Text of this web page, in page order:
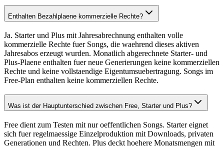
Enthalten Bezahlplaene kommerzielle Rechte?
Ja. Starter und Plus mit Jahresabrechnung enthalten volle
kommerzielle Rechte fuer Songs, die waehrend dieses aktiven
Jahresabos erzeugt wurden. Monatlich abgerechnete Starter- und
Plus-Plaene enthalten fuer neue Generierungen keine kommerziellen
Rechte und keine vollstaendige Eigentumsuebertragung. Songs im
Free-Plan enthalten keine kommerziellen Rechte.
Was ist der Hauptunterschied zwischen Free, Starter und Plus?
Free dient zum Testen mit nur oeffentlichen Songs. Starter eignet
sich fuer regelmaessige Einzelproduktion mit Downloads, privaten
Generationen und Rechten. Plus deckt hoehere Monatsmengen mit